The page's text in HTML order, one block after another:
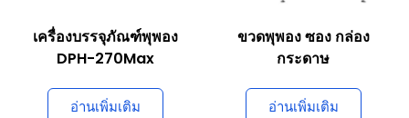
เครื่องบรรจุภัณฑ์พุพอง
DPH-270Max
อ่านเพิ่มเติม
ขวดพุพอง ซอง กล่อง
กระดาษ
อ่านเพิ่มเติม